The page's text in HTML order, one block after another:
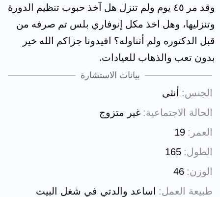
وقد مر ٤٥ يوم ولم تنزل هل آخذ حبوب تنظيم الدورة
وتنزليها، وهل اخذ مكل إنوفاري بلس تم صرفه من
قبل الدكتوره ولم أتناوله؟ افيدونا جزاكم الله خير
بدون تعب والذهاب للعيادات.
بيانات الاستشارة
الجنس
أنثى
الحالة الاجتماعية غير متزوج
العمر
19
الطول 165
الوزن 46
طبيعة العمل
اساعد والدتي في شغل البيت